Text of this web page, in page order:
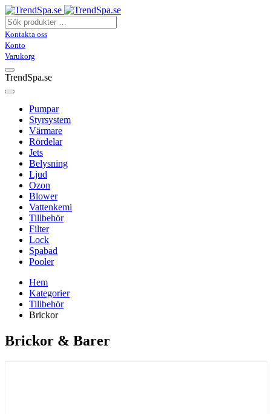
Kontakta oss
Konto
Varukorg
TrendSpa.se
Pumpar
Styrsystem
Värmare
Rördelar
Jets
Belysning
Ljud
Ozon
Blower
Vattenkemi
Tillbehör
Filter
Lock
Spabad
Pooler
Hem
Kategorier
Tillbehör
Brickor
Brickor & Barer